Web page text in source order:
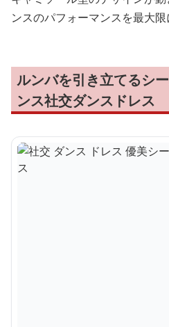
ンスのパフォーマンスを最大限
ルンバを引き立てるシ
ンス社交ダンスドレス